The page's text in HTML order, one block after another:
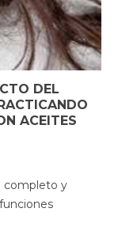
DEL
ACEITES
completo y